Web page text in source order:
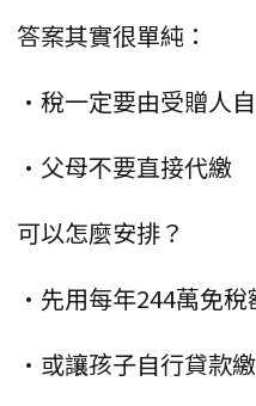
答案其實很單純：
•稅一定要由受贈人
•父母不要直接代繳
可以怎麼安排？
•先用每年244萬免稅
•或讓孩子自行貸款